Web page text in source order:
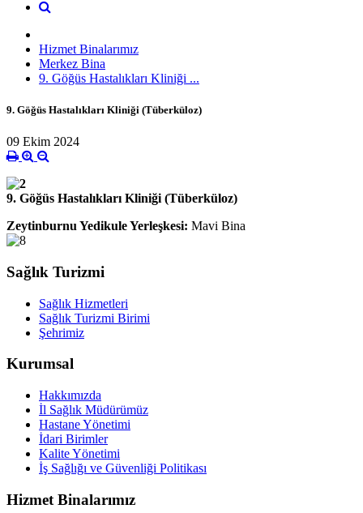
Hizmet Binalarımız
Merkez Bina
9. Göğüs Hastalıkları Kliniği ...
9. Göğüs Hastalıkları Kliniği (Tüberküloz)
09 Ekim 2024
9. Göğüs Hastalıkları Kliniği (Tüberküloz)
Zeytinburnu Yedikule Yerleşkesi: Mavi Bina
Sağlık Turizmi
Sağlık Hizmetleri
Sağlık Turizmi Birimi
Şehrimiz
Kurumsal
Hakkımızda
İl Sağlık Müdürümüz
Hastane Yönetimi
İdari Birimler
Kalite Yönetimi
İş Sağlığı ve Güvenliği Politikası
Hizmet Binalarımız